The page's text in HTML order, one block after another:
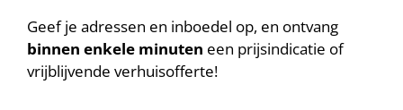
Geef je adressen en inboedel op, en ontvang
binnen enkele minuten een prijsindicatie of
vrijblijvende verhuisofferte!